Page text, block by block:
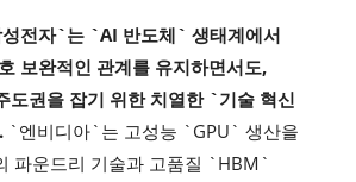
전자`는 `AI 반도체` 생태계에서
보완적인 관계를 유지하면서도,
도권을 잡기 위한 치열한 `기술 혁신
`엔비디아`는 고성능 `GPU` 생산을
파운드리 기술과 고품질 `HBM`